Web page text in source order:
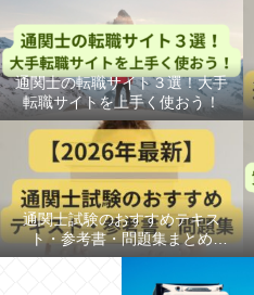
通関士の転職サイト３選！大手
転職サイトを上手く使おう！
通関士試験のおすすめテキス
ト・参考書・問題集まとめ
【2026年】